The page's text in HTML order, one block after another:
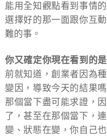
能用全知觀點看到事情
選擇好的那一面跟你互
難的事。
你又確定你現在看到的
前就知道，創業者因為
變因，導致今天的結果
那個當下盡可能求證，
了，甚至在那個當下，
變、狀態在變，你自己